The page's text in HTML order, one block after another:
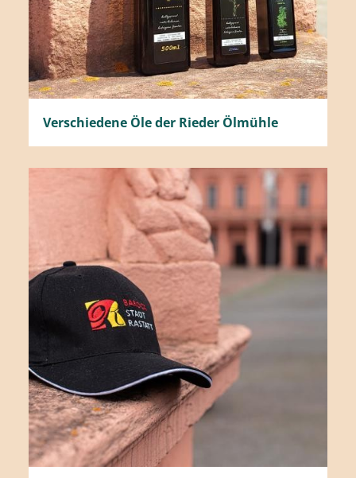
Verschiedene Öle der Rieder Ölmühle